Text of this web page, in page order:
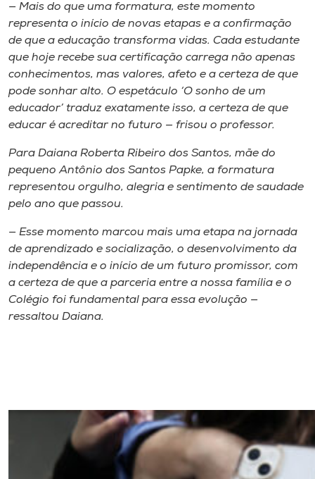
— Mais do que uma formatura, este momento
representa o início de novas etapas e a confirmação
de que a educação transforma vidas. Cada estudante
que hoje recebe sua certificação carrega não apenas
conhecimentos, mas valores, afeto e a certeza de que
pode sonhar alto. O espetáculo ‘O sonho de um
educador’ traduz exatamente isso, a certeza de que
educar é acreditar no futuro — frisou o professor.
Para Daiana Roberta Ribeiro dos Santos, mãe do
pequeno Antônio dos Santos Papke, a formatura
representou orgulho, alegria e sentimento de saudade
pelo ano que passou.
— Esse momento marcou mais uma etapa na jornada
de aprendizado e socialização, o desenvolvimento da
independência e o início de um futuro promissor, com
a certeza de que a parceria entre a nossa família e o
Colégio foi fundamental para essa evolução —
ressaltou Daiana.